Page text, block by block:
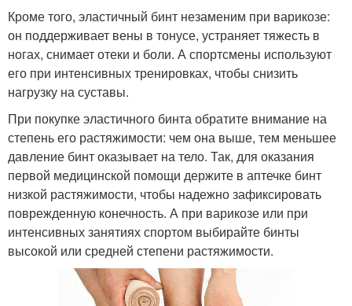
Кроме того, эластичный бинт незаменим при варикозе:
он поддерживает вены в тонусе, устраняет тяжесть в
ногах, снимает отеки и боли. А спортсмены используют
его при интенсивных тренировках, чтобы снизить
нагрузку на суставы.
При покупке эластичного бинта обратите внимание на
степень его растяжимости: чем она выше, тем меньшее
давление бинт оказывает на тело. Так, для оказания
первой медицинской помощи держите в аптечке бинт
низкой растяжимости, чтобы надежно зафиксировать
поврежденную конечность. А при варикозе или при
интенсивных занятиях спортом выбирайте бинты
высокой или средней степени растяжимости.